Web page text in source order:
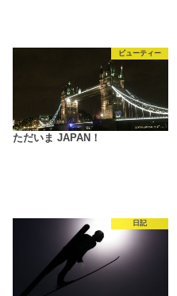
ビューティー
ただいま JAPAN！
日記